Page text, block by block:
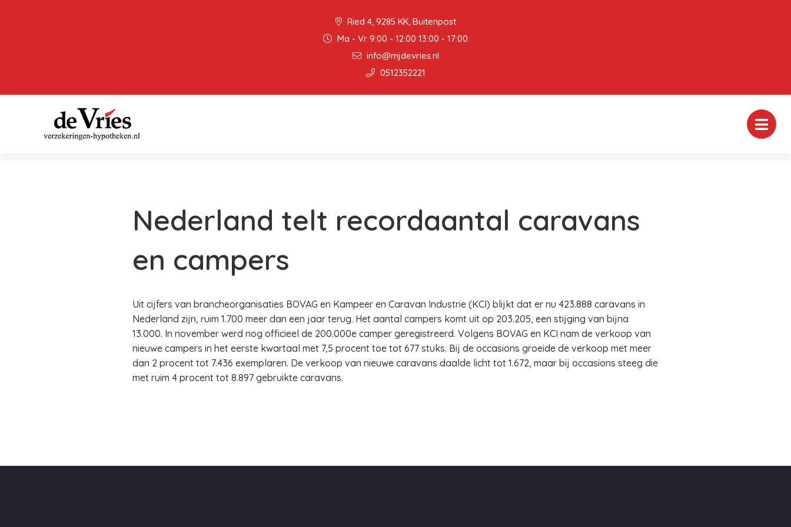
Ried 4, 9285 KK, Buitenpost
Ma - Vr 9:00 - 12:00 13:00 - 17:00
info@mjdevries.nl
0512352221
Nederland telt recordaantal caravans
en campers
Uit cijfers van brancheorganisaties BOVAG en Kampeer en Caravan Industrie (KCI) blijkt dat er nu 423.888 caravans in
Nederland zijn, ruim 1.700 meer dan een jaar terug. Het aantal campers komt uit op 203.205, een stijging van bijna
13.000. In november werd nog officieel de 200.000e camper geregistreerd. Volgens BOVAG en KCI nam de verkoop van
nieuwe campers in het eerste kwartaal met 7,5 procent toe tot 677 stuks. Bij de occasions groeide de verkoop met meer
dan 2 procent tot 7.436 exemplaren. De verkoop van nieuwe caravans daalde licht tot 1.672, maar bij occasions steeg die
met ruim 4 procent tot 8.897 gebruikte caravans.